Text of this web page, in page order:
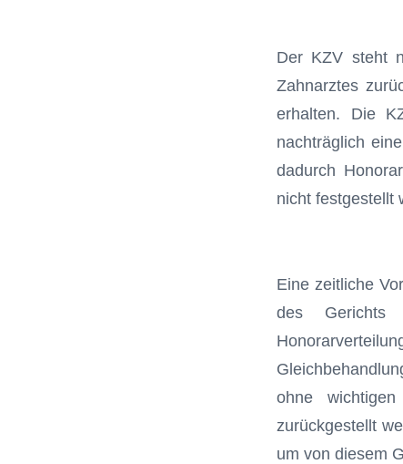
Der KZV steht
Zahnarztes
erhalten. Die
nachträglich
dadurch
nicht festgestellt
Eine zeitliche
des Gerichts
ohne
zurückgestellt
um von diesem